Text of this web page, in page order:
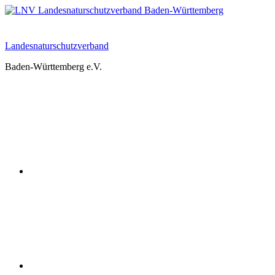
Zum
Landesnaturschutzverband
Baden-Württemberg e.V.